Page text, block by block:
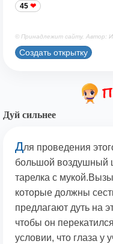
45
© Принадлежит сайту. Автор:
Создать открытку
Дуй сильнее
Для проведения
большой воздушный
тарелка с
которые должны
предлагают дуть на
чтобы он
условии, что глаза у